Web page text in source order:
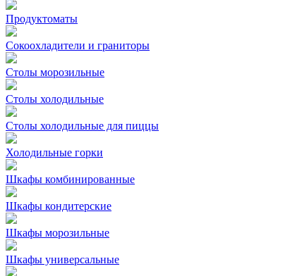
Продуктоматы
Сокоохладители и граниторы
Столы морозильные
Столы холодильные
Столы холодильные для пиццы
Холодильные горки
Шкафы комбинированные
Шкафы кондитерские
Шкафы морозильные
Шкафы универсальные